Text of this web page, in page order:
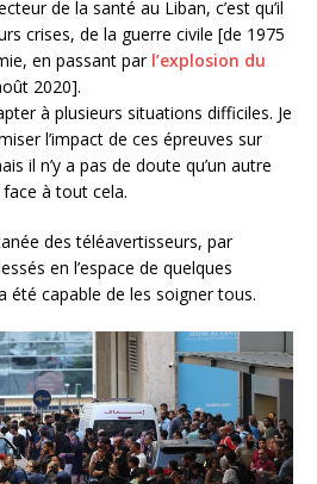
de la santé au Liban, c’est qu’il
crises, de la guerre civile [de 1975
en passant par l’explosion du
2020].
à plusieurs situations difficiles. Je
l’impact de ces épreuves sur
il n’y a pas de doute qu’un autre
face à tout cela.
des téléavertisseurs, par
en l’espace de quelques
été capable de les soigner tous.